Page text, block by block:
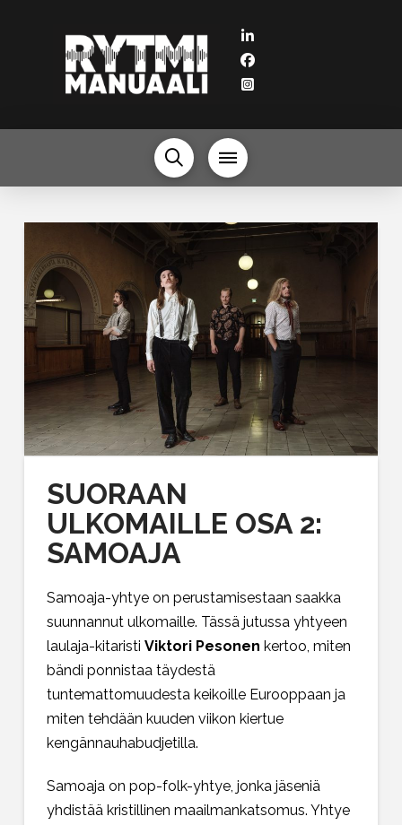
SUORAAN
ULKOMAILLE OSA 2:
SAMOAJA
Samoaja-yhtye on perustamisestaan saakka
suunnannut ulkomaille. Tässä jutussa yhtyeen
laulaja-kitaristi Viktori Pesonen kertoo, miten
bändi ponnistaa täydestä
tuntemattomuudesta keikoille Eurooppaan ja
miten tehdään kuuden viikon kiertue
kengännauhabudjetilla.
Samoaja on pop-folk-yhtye, jonka jäseniä
yhdistää kristillinen maailmankatsomus. Yhtye